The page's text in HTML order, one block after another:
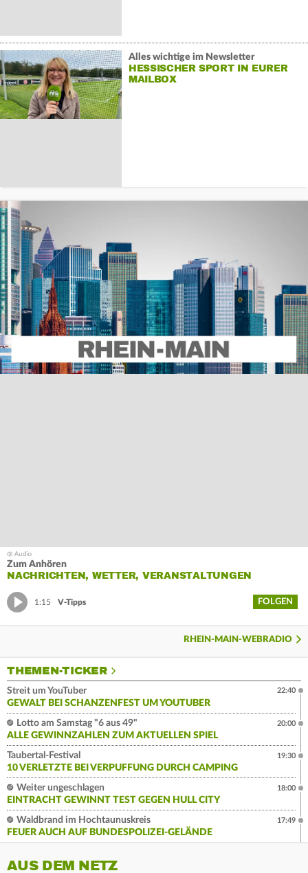
Alles wichtige im Newsletter
HESSISCHER SPORT IN EURER
MAILBOX
Zum Anhören
NACHRICHTEN, WETTER, VERANSTALTUNGEN
1:15 V-Tipps FOLGEN
RHEIN-MAIN-WEBRADIO
THEMEN-TICKER
Streit um YouTuber
GEWALT BEI SCHANZENFEST UM YOUTUBER
22:40
Lotto am Samstag "6 aus 49"
ALLE GEWINNZAHLEN ZUM AKTUELLEN SPIEL
20:00
Taubertal-Festival
10 VERLETZTE BEI VERPUFFUNG DURCH CAMPING
19:30
Weiter ungeschlagen
EINTRACHT GEWINNT TEST GEGEN HULL CITY
18:00
Waldbrand im Hochtaunuskreis
FEUER AUCH AUF BUNDESPOLIZEI-GELÄNDE
17:49
AUS DEM NETZ